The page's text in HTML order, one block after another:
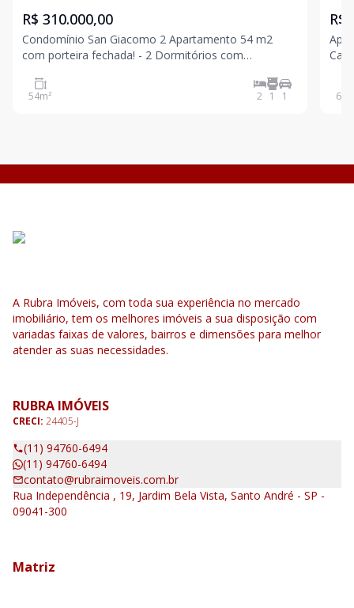
R$ 310.000,00
Condomínio San Giacomo 2 Apartamento 54 m2
com porteira fechada! - 2 Dormitórios com
mesa de escritório; - Sala espaçosa com rack, sofá,
poltronas, sacada - Cozinha planejada, pia com
54m² 2 1 1
R$
Campo Apartamento
62
A Rubra Imóveis, com toda sua experiência no mercado
imobiliário, tem os melhores imóveis a sua disposição com
variadas faixas de valores, bairros e dimensões para melhor
atender as suas necessidades.
RUBRA IMÓVEIS
CRECI: 24405-J
(11) 94760-6494
(11) 94760-6494
contato@rubraimoveis.com.br
Rua Independência , 19, Jardim Bela Vista, Santo André - SP -
09041-300
Matriz